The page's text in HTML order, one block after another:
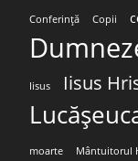
Conferință Copii
Iisus Iisus
moarte Mântuitorul